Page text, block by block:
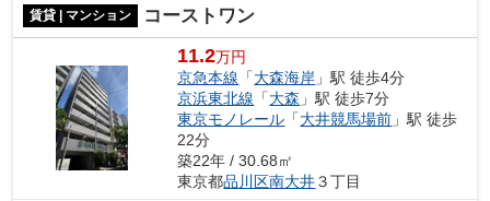
賃貸 | マンション コーストワン
11.2万円
京急本線 「大森海岸 」駅 徒歩4分
京浜東北線 「大森 」駅 徒歩7分
東京モノレール 「大井競馬場前 」駅 徒歩
22分
築22年 / 30.68㎡
東京都品川区南大井３丁目